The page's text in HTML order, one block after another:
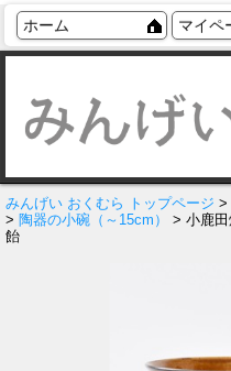
ホーム マイペ
みんげい おくむら トップページ >
> 陶器の小碗（～15cm）
> 小鹿
飴